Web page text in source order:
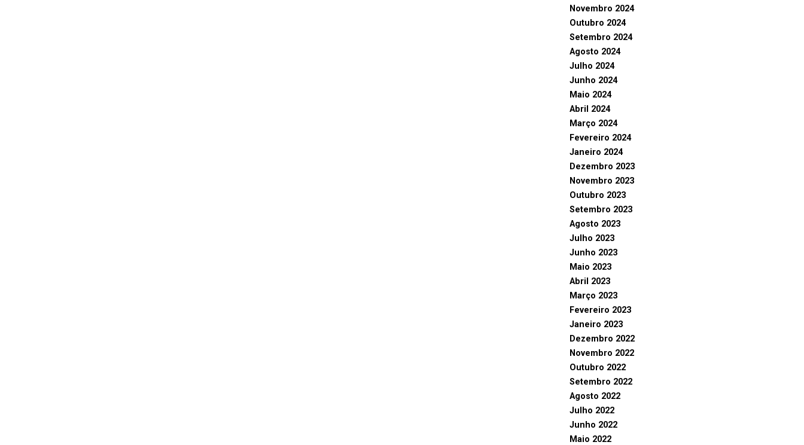
Novembro 2024
Outubro 2024
Setembro 2024
Agosto 2024
Julho 2024
Junho 2024
Maio 2024
Abril 2024
Março 2024
Fevereiro 2024
Janeiro 2024
Dezembro 2023
Novembro 2023
Outubro 2023
Setembro 2023
Agosto 2023
Julho 2023
Junho 2023
Maio 2023
Abril 2023
Março 2023
Fevereiro 2023
Janeiro 2023
Dezembro 2022
Novembro 2022
Outubro 2022
Setembro 2022
Agosto 2022
Julho 2022
Junho 2022
Maio 2022